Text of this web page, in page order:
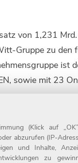
von 1,231
Gruppe zu den
ist
sowie mit 23
das
mit Sitz in
(Klick auf
abzurufen (IP-
und Inhalte,
zu